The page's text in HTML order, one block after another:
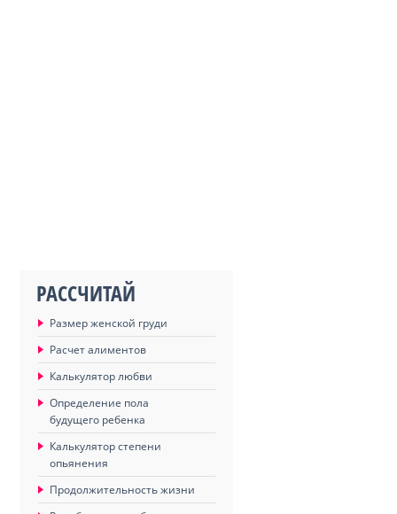
РАССЧИТАЙ
Размер женской груди
Расчет алиментов
Калькулятор любви
Определение пола
будущего ребенка
Калькулятор степени
опьянения
Продолжительность жизни